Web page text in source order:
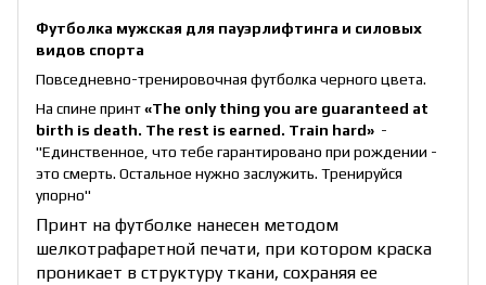
Футболка мужская для пауэрлифтинга и силовых
видов спорта
Повседневно-тренировочная футболка черного цвета.
На спине принт«The only thing you are guaranteed at
birth is death. The rest is earned. Train hard» -
"Единственное, что тебе гарантировано при рождении -
это смерть. Остальное нужно заслужить. Тренируйся
упорно"
Принт на футболке нанесен методом
шелкотрафаретной печати, при котором краска
проникает в структуру ткани, сохраняя ее